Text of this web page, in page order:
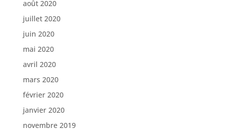
août 2020
juillet 2020
juin 2020
mai 2020
avril 2020
mars 2020
février 2020
janvier 2020
novembre 2019